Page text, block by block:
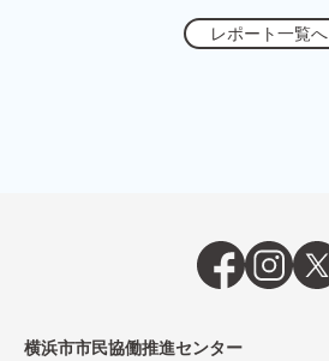
レポート一覧へ
横浜市市民協働推進センター